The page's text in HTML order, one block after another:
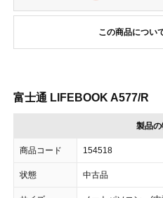
この商品につい
富士通 LIFEBOOK A577/R
製品
商品コード 154518
状態 中古品